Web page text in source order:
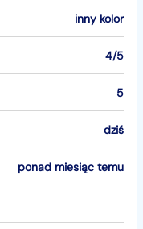
inny kolor
4/5
5
dziś
ponad miesiąc temu